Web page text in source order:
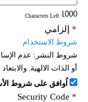
: Characters Left
إلزامي *
شروط الاستخدام
شروط النشر: عدم
أو الذات الالهية.
اُوافق على شروط
Security Code *